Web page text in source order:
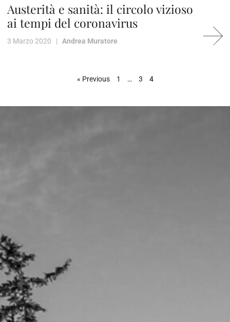
Austerità e sanità: il circolo vizioso
ai tempi del coronavirus
3 Marzo 2020 | Andrea Muratore
« Previous 1 … 3 4